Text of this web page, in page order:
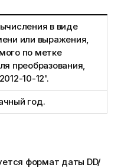
в виде
или выражения,
по метке
преобразования,
10-12'.
год.
формат даты DD/